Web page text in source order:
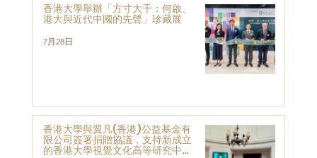
香港大學舉辦「方寸大千：何啟、
港大與近代中國的先聲」珍藏展
7月28日
香港大學與翼凡(香港)公益基金有
限公司簽署捐贈協議，支持新成立
的香港大學視覺文化高等研究中心